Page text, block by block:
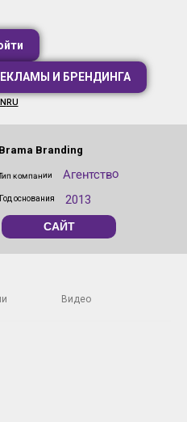
И БРЕНДИНГА
RU
Brama Branding
САЙТ
компании
Год основания
Агентство
2013
Видео